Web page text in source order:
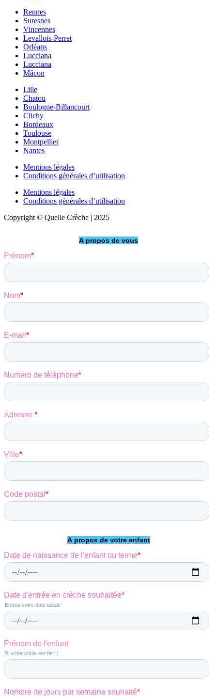
Rennes
Suresnes
Vincennes
Levallois-Perret
Orléans
Lucciana
Lucciana
Mâcon
Lille
Chatou
Boulogne-Billancourt
Clichy
Bordeaux
Toulouse
Montpellier
Nantes
Mentions légales
Conditions générales d’utilisation
Mentions légales
Conditions générales d’utilisation
Copyright © Quelle Crèche | 2025